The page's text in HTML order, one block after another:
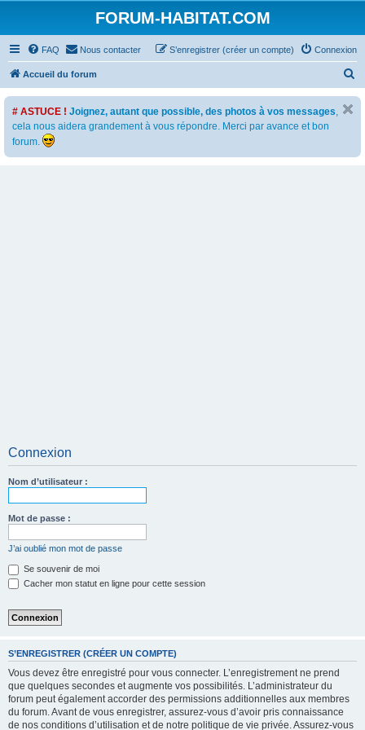
FORUM-HABITAT.COM
FAQ Nous contacter Connexion
S’enregistrer (créer un compte)
Accueil du forum
e
# ASTUCE ! Joignez, autant que possible, des photos à vos messages,
cela nous aidera grandement à vous répondre. Merci par avance et bon
forum.
Connexion
Nom d’utilisateur :
Mot de passe :
J’ai oublié mon mot de passe
Se souvenir de moi
Cacher mon statut en ligne pour cette session
S’ENREGISTRER (CRÉER UN COMPTE)
Vous devez être enregistré pour vous connecter. L’enregistrement ne prend
que quelques secondes et augmente vos possibilités. L’administrateur du
forum peut également accorder des permissions additionnelles aux membres
du forum. Avant de vous enregistrer, assurez-vous d’avoir pris connaissance
de nos conditions d’utilisation et de notre politique de vie privée. Assurez-vous